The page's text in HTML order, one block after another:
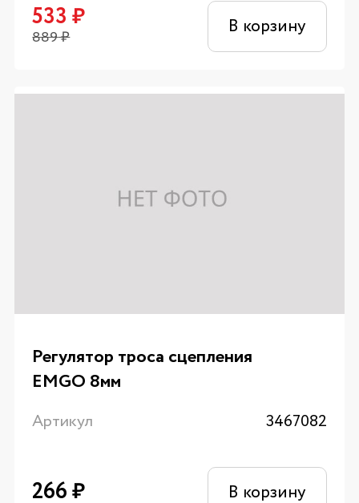
533 ₽
889₽ В корзину
Регулятор троса сцепления
EMGO 8мм
Артикул 3467082
266₽ В корзину